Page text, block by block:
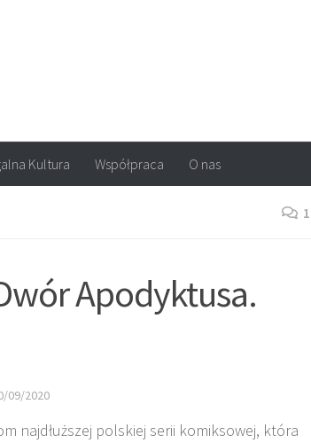
Kultura Współpraca O nas
1
Apodyktusa.
09/2020
najdłuższej polskiej serii komiksowej, która